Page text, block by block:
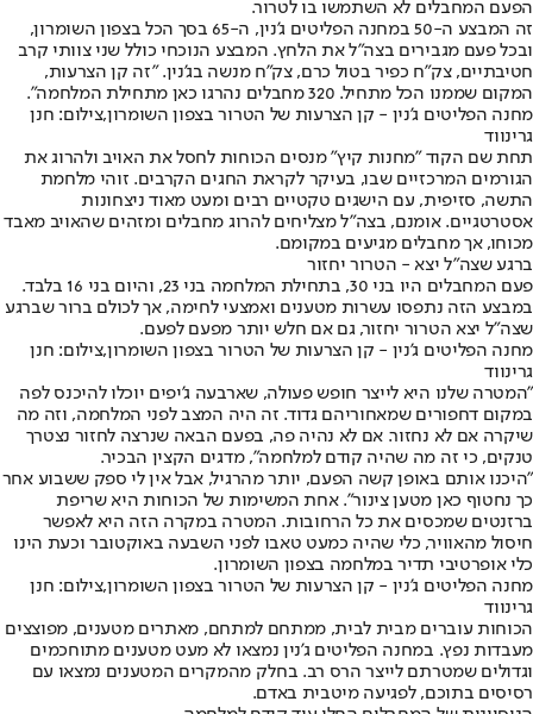
הפעם המחבלים לא השתמשו בו לטרור.
זה המבצע ה-50 במחנה הפליטים ג'נין, ה-65 בסך הכל בצפון השומרון,
ובכל פעם מגבירים בצה"ל את הלחץ. המבצע הנוכחי כולל שני צוותי קרב
חטיבתיים, צק"ח כפיר בטול כרם, צק"ח מנשה בג'נין. "זה קן הצרעות,
המקום שממנו הכל מתחיל. 320 מחבלים נהרגו כאן מתחילת המלחמה".
מחנה הפליטים ג'נין - קן הצרעות של הטרור בצפון השומרון,צילום: חנן
גרינווד
תחת שם הקוד "מחנות קיץ" מנסים הכוחות לחסל את האויב ולהרוג את
הגורמים המרכזיים שבו, בעיקר לקראת החגים הקרבים. זוהי מלחמת
התשה, סזיפית, עם הישגים טקטיים רבים ומעט מאוד ניצחונות
אסטרטגיים. אומנם, בצה"ל מצליחים להרוג מחבלים ומזהים שהאויב מאבד
מכוחו, אך מחבלים מגיעים במקומם.
ברגע שצה"ל יצא - הטרור יחזור
פעם המחבלים היו בני 30, בתחילת המלחמה בני 23, והיום בני 16 בלבד.
במבצע הזה נתפסו עשרות מטענים ואמצעי לחימה, אך לכולם ברור שברגע
שצה"ל יצא הטרור יחזור, גם אם חלש יותר מפעם לפעם.
מחנה הפליטים ג'נין - קן הצרעות של הטרור בצפון השומרון,צילום: חנן
גרינווד
"המטרה שלנו היא לייצר חופש פעולה, שארבעה ג'יפים יוכלו להיכנס לפה
במקום דחפורים שמאחוריהם גדוד. זה היה המצב לפני המלחמה, וזה מה
שיקרה אם לא נחזור. אם לא נהיה פה, בפעם הבאה שנרצה לחזור נצטרך
טנקים, כי זה מה שהיה קודם למלחמה", מדגים הקצין הבכיר.
"היכנו אותם באופן קשה הפעם, יותר מהרגיל, אבל אין לי ספק ששבוע אחר
כך נחטוף כאן מטען צינור". אחת המשימות של הכוחות היא שריפת
ברזנטים שמכסים את כל הרחובות. המטרה במקרה הזה היא לאפשר
חיסול מהאוויר, כלי שהיה כמעט טאבו לפני השבעה באוקטובר וכעת הינו
כלי אופרטיבי תדיר במלחמה בצפון השומרון.
מחנה הפליטים ג'נין - קן הצרעות של הטרור בצפון השומרון,צילום: חנן
גרינווד
הכוחות עוברים מבית לבית, ממתחם למתחם, מאתרים מטענים, מפוצצים
מעבדות נפץ. במחנה הפליטים ג'נין נמצאו לא מעט מטענים מתוחכמים
וגדולים שמטרתם לייצר הרס רב. בחלק מהמקרים המטענים נמצאו עם
רסיסים בתוכם, לפגיעה מיטבית באדם.